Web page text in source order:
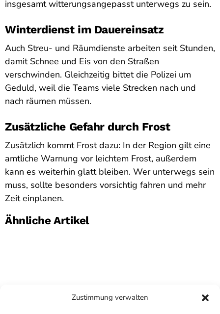
Zustimmung verwalten
insgesamt witterungsangepasst unterwegs zu sein.
Winterdienst im Dauereinsatz
Auch Streu- und Räumdienste arbeiten seit Stunden,
damit Schnee und Eis von den Straßen
verschwinden. Gleichzeitig bittet die Polizei um
Geduld, weil die Teams viele Strecken nach und
nach räumen müssen.
Zusätzliche Gefahr durch Frost
Zusätzlich kommt Frost dazu: In der Region gilt eine
amtliche Warnung vor leichtem Frost, außerdem
kann es weiterhin glatt bleiben. Wer unterwegs sein
muss, sollte besonders vorsichtig fahren und mehr
Zeit einplanen.
Ähnliche Artikel